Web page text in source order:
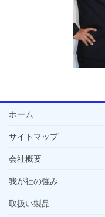
ホーム
サイトマップ
会社概要
我が社の強み
取扱い製品